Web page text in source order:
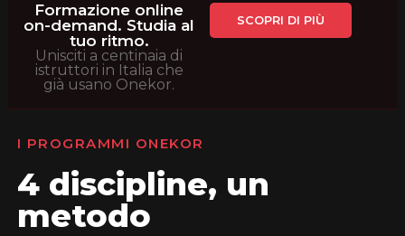
Formazione online
on-demand. Studia al
tuo ritmo.
Unisciti a centinaia di
istruttori in Italia che
già usano Onekor.
SCOPRI DI PIÙ
I PROGRAMMI ONEKOR
4 discipline, un
metodo